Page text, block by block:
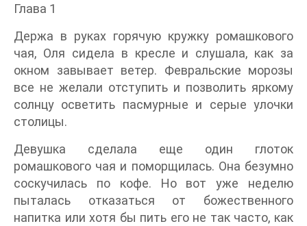
Глава 1
Держа в руках горячую кружку ромашкового
чая, Оля сидела в кресле и слушала, как за
окном завывает ветер. Февральские морозы
все не желали отступить и позволить яркому
солнцу осветить пасмурные и серые улочки
столицы.
Девушка сделала еще один глоток
ромашкового чая и поморщилась. Она безумно
соскучилась по кофе. Но вот уже неделю
пыталась отказаться от божественного
напитка или хотя бы пить его не так часто, как